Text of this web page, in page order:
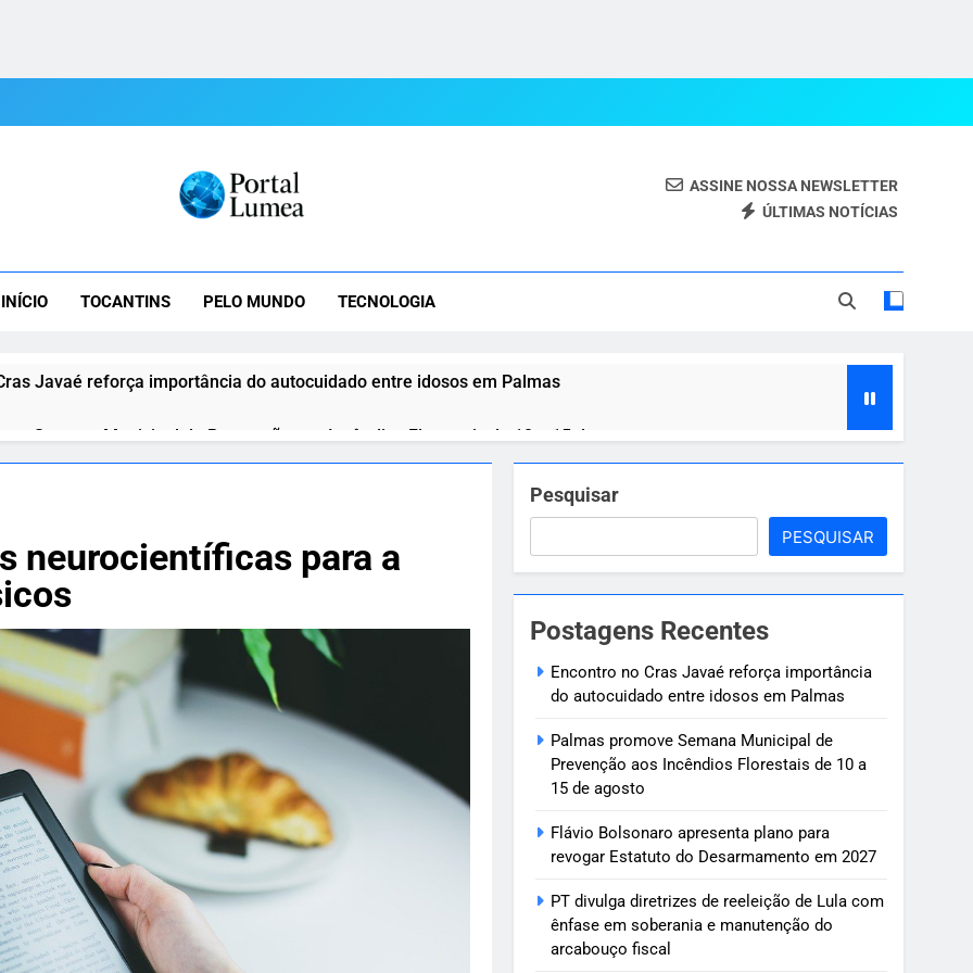
ASSINE NOSSA NEWSLETTER
ÚLTIMAS NOTÍCIAS
INÍCIO TOCANTINS PELO MUNDO TECNOLOGIA
Javaé reforça importância do autocuidado entre idosos em Palmas
Semana Municipal de Prevenção aos Incêndios Florestais de 10 a 15 de agosto
apresenta plano para revogar Estatuto do Desarmamento em 2027
de reeleição de Lula com ênfase em soberania e manutenção do arcabouço fiscal
deposita auxílio-alimentação de 12,3 milhões para 12,8 mil servidores neste sábado
três celulares Xiaomi com 8 GB de RAM e até 256 GB de memória interna
neurocientíficas para a
Pesquisar
PESQUISAR
Postagens Recentes
Encontro no Cras Javaé reforça importância
do autocuidado entre idosos em Palmas
Palmas promove Semana Municipal de
Prevenção aos Incêndios Florestais de 10 a
15 de agosto
Flávio Bolsonaro apresenta plano para
revogar Estatuto do Desarmamento em 2027
PT divulga diretrizes de reeleição de Lula com
ênfase em soberania e manutenção do
arcabouço fiscal